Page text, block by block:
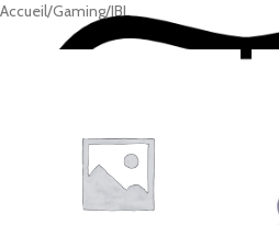
Accueil Gaming JBL